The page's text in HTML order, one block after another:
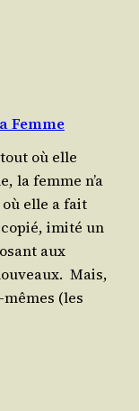
Femme
où elle
la femme n’a
elle a fait
imi­té un
aux
Mais,
(les